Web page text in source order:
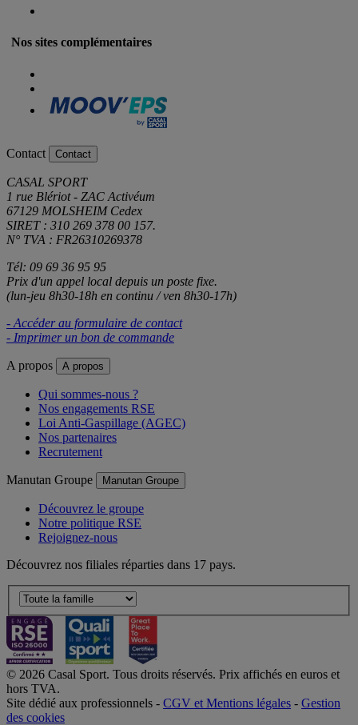
Nos sites complémentaires
Contact Contact
CASAL SPORT
1 rue Blériot - ZAC Activéum
67129 MOLSHEIM Cedex
SIRET : 310 269 378 00 157.
N° TVA : FR26310269378
Tél: 09 69 36 95 95
Prix d'un appel local depuis un poste fixe.
(lun-jeu 8h30-18h en continu / ven 8h30-17h)
- Accéder au formulaire de contact
- Imprimer un bon de commande
A propos A propos
Qui sommes-nous ?
Nos engagements RSE
Loi Anti-Gaspillage (AGEC)
Nos partenaires
Recrutement
Manutan Groupe Manutan Groupe
Découvrez le groupe
Notre politique RSE
Rejoignez-nous
Découvrez nos filiales réparties dans 17 pays.
© 2026 Casal Sport. Tous droits réservés. Prix affichés en euros et
hors TVA.
Site dédié aux professionnels - CGV et Mentions légales - Gestion
des cookies